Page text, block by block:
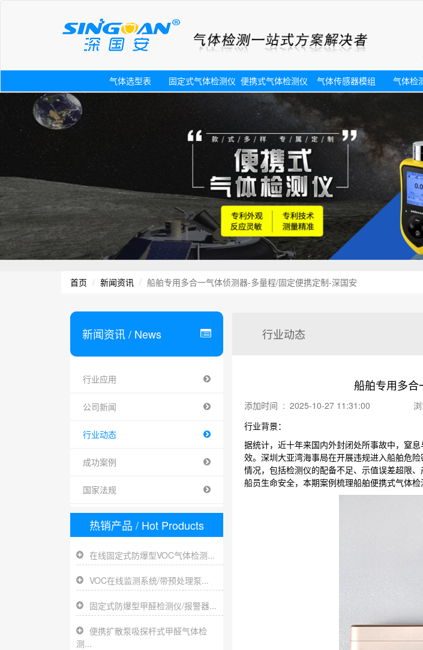
气体选型表
固定式气体检测仪 便携式气体检测仪 气体传感器模组 气体检
首页 新闻资讯 船舶专用多合一气体侦测器-多量程/固定便携定制-深国安
新闻资讯/ News
行业应用
公司新闻
行业动态
成功案例
国家法规
热销产品 / Hot Products
在线固定式防爆型VOC气体检测...
VOC在线监测系统/带预处理泵...
固定式防爆型甲醛检测仪/报警器...
便携扩散泵吸探杆式甲醛气体检
测...
行业动态
船舶专用多合
添加时间 : 2025-10-27 11:31:00
行业背景：
据统计，近十年来国内外封闭处所事故中，窒
效。深圳大亚湾海事局在开展违规进入船舶危
情况，包括检测仪的配备不足、示值误差超限
船员生命安全，本期案例梳理船舶便携式气体